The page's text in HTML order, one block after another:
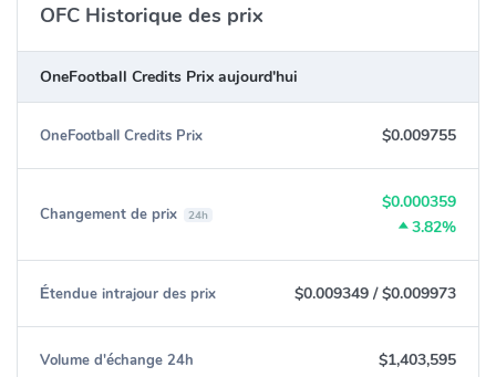
OFC Historique des prix
OneFootball Credits Prix aujourd'hui
OneFootball Credits Prix $0.009755
Changement de prix 24h
$0.000359
3.82%
Étendue intrajour des prix $0.009349 /$0.009973
Volume d'échange 24h $1,403,595